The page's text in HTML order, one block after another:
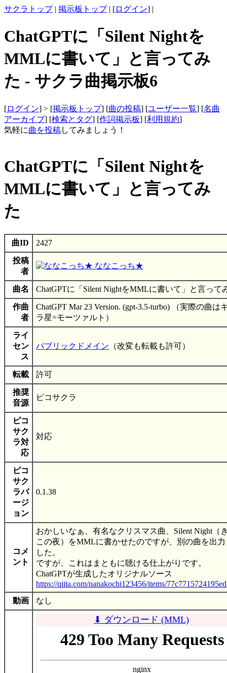
サクラトップ| 掲示板トップ| [ログイン] |
ChatGPTに「Silent Nightを
MMLに書いて」と言ってみ
た - サクラ曲掲示板6
[ログイン] > [掲示板トップ] [曲の投稿] [ユーザー一覧] [名曲
アーカイブ] [検索とタグ] [作詞掲示板] [利用規約]
気軽に曲を投稿してみましょう！
ChatGPTに「Silent Nightを
MMLに書いて」と言ってみ
た
曲ID 2427
投稿
者
ななこっち★
曲名 ChatGPTに「Silent NightをMMLに書いて」と言って
作曲
者
ChatGPT Mar 23 Version. (gpt-3.5-turbo) （実際の曲は
ラ星=モーツァルト）
ライ
セン
ス
パブリックドメイン （改変も転載も許可）
転載 許可
推奨
音源
ピコサクラ
ピコ
サク
ラ対
応
対応
ピコ
サク
ラバ
ージ
ョン
0.1.38
コメ
ント
おかしいなぁ、有名なクリスマス曲、Silent Night（
この夜）をMMLに書かせたのですが、別の曲を出
した。
ですが、これはまともに聴ける仕上がりです。
ChatGPTが生成したオリジナルソース
https://qiita.com/nanakochi123456/items/
動画
なし
⬇ ダウンロード (MML)